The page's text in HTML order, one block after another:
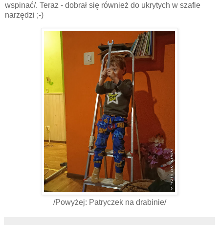
wspinać/. Teraz - dobrał się również do ukrytych w szafie
narzędzi ;-)
/Powyżej: Patryczek na drabinie/